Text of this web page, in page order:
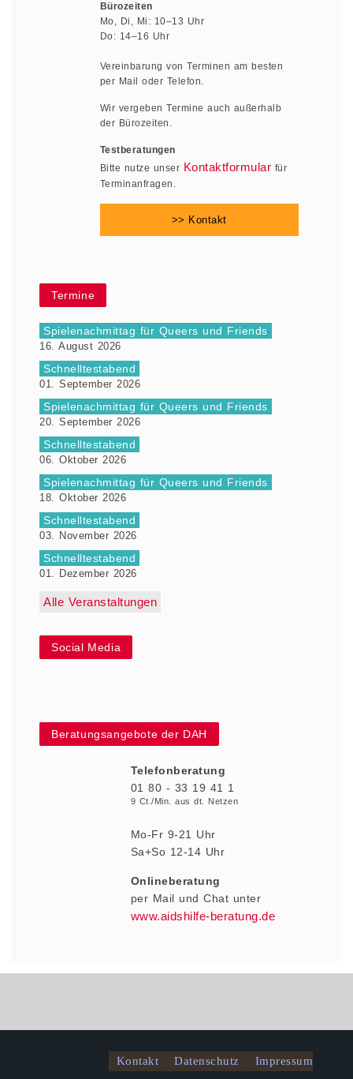
Bürozeiten
Mo, Di, Mi: 10–13 Uhr
Do: 14–16 Uhr
Vereinbarung von Terminen am besten
per Mail oder Telefon.
Wir vergeben Termine auch außerhalb
der Bürozeiten.
Testberatungen
Bitte nutze unser Kontaktformular für
Terminanfragen.
>> Kontakt
Termine
Spielenachmittag für Queers und Friends
16. August 2026
Schnelltestabend
01. September 2026
Spielenachmittag für Queers und Friends
20. September 2026
Schnelltestabend
06. Oktober 2026
Spielenachmittag für Queers und Friends
18. Oktober 2026
Schnelltestabend
03. November 2026
Schnelltestabend
01. Dezember 2026
Alle Veranstaltungen
Social Media
Beratungsangebote der DAH
Telefonberatung
01 80 - 33 19 41 1
9 Ct./Min. aus dt. Netzen
Mo-Fr 9-21 Uhr
Sa+So 12-14 Uhr
Onlineberatung
per Mail und Chat unter
www.aidshilfe-beratung.de
Kontakt Datenschutz Impressum